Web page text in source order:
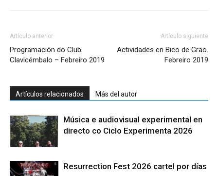
Artículo anterior
Programación do Club
Clavicémbalo – Febreiro 2019
Artículo siguiente
Actividades en Bico de Grao.
Febreiro 2019
Artículos relacionados Más del autor
Música e audiovisual experimental en
directo co Ciclo Experimenta 2026
Resurrection Fest 2026 cartel por días